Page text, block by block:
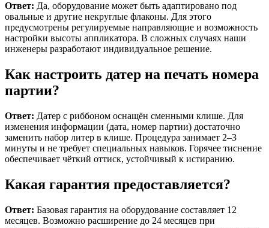
Ответ: Да, оборудование может быть адаптировано под
овальные и другие некруглые флаконы. Для этого
предусмотрены регулируемые направляющие и возможность
настройки высоты аппликатора. В сложных случаях наши
инженеры разработают индивидуальное решение.
Как настроить датер на печать номера
партии?
Ответ: Датер с риббоном оснащён сменными клише. Для
изменения информации (дата, номер партии) достаточно
заменить набор литер в клише. Процедура занимает 2–3
минуты и не требует специальных навыков. Горячее тиснение
обеспечивает чёткий оттиск, устойчивый к истиранию.
Какая гарантия предоставляется?
Ответ: Базовая гарантия на оборудование составляет 12
месяцев. Возможно расширение до 24 месяцев при